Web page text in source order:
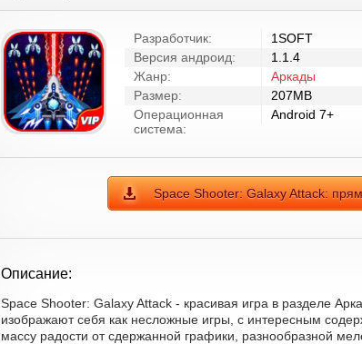
Разработчик:
1SOFT
Версия андроид:
1.1.4
Жанр:
Аркады
Размер:
207MB
Операционная
система:
Android 7+
Space Shooter: Galaxy Attack:
Описание:
Space Shooter: Galaxy Attack - красивая игра в разделе
изображают себя как несложные игры, с интересным
массу радости от сдержанной графики, разнообразной